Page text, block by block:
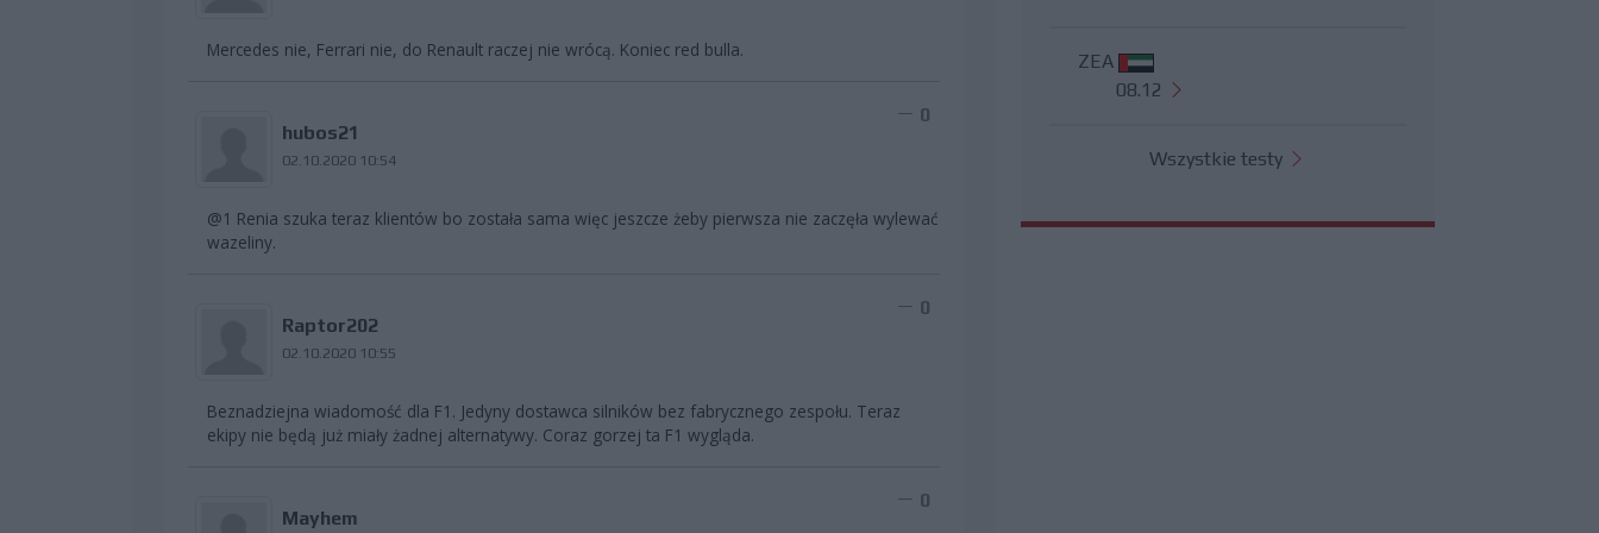
Mercedes nie, Ferrari nie, do Renault raczej nie wrócą. Koniec red bulla.
hubos21
02.10.2020 10:54
0
@1 Renia szuka teraz klientów bo została sama więc jeszcze żeby pierwsza nie zaczęła wylewać
wazeliny.
Raptor202
02.10.2020 10:55
0
Beznadziejna wiadomość dla F1. Jedyny dostawca silników bez fabrycznego zespołu. Teraz
ekipy nie będą już miały żadnej alternatywy. Coraz gorzej ta F1 wygląda.
Mayhem
0
ZEA
08.12
Wszystkie testy